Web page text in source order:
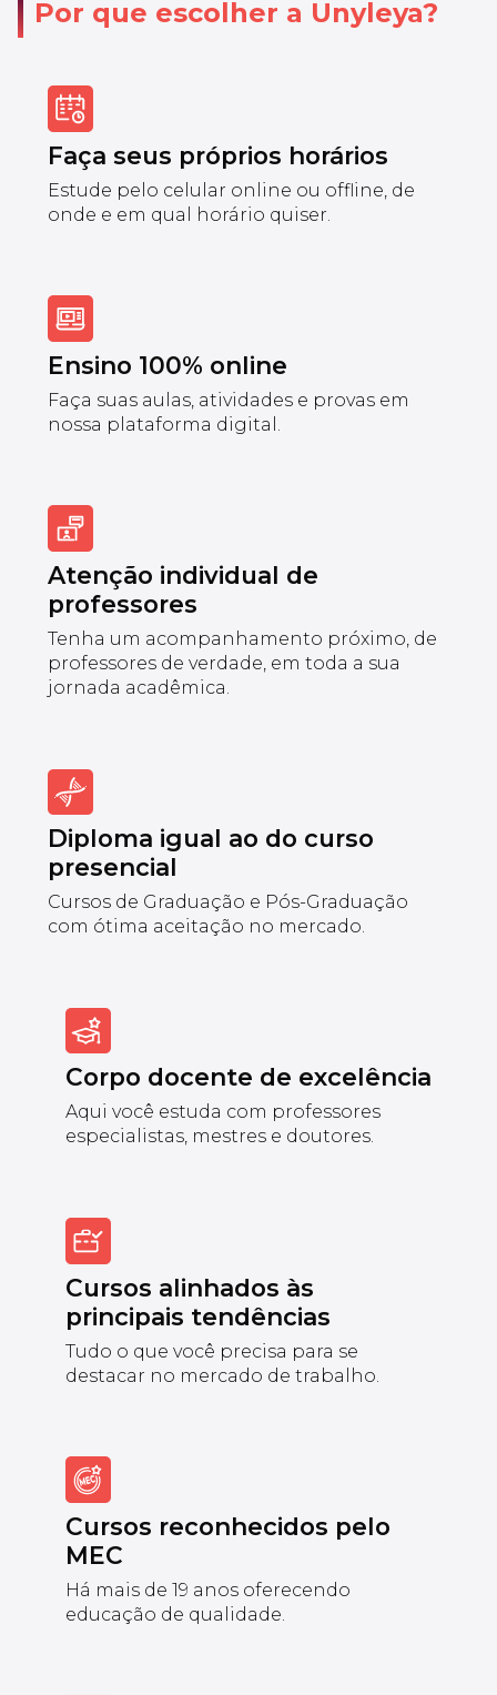
Por que escolher a Unyleya?
Faça seus próprios horários
Estude pelo celular online ou offline, de
onde e em qual horário quiser.
Ensino 100% online
Faça suas aulas, atividades e provas em
nossa plataforma digital.
Atenção individual de
professores
Tenha um acompanhamento próximo, de
professores de verdade, em toda a sua
jornada acadêmica.
Diploma igual ao do curso
presencial
Cursos de Graduação e Pós-Graduação
com ótima aceitação no mercado.
Corpo docente de excelência
Aqui você estuda com professores
especialistas, mestres e doutores.
Cursos alinhados às
principais tendências
Tudo o que você precisa para se
destacar no mercado de trabalho.
Cursos reconhecidos pelo
MEC
Há mais de 19 anos oferecendo
educação de qualidade.